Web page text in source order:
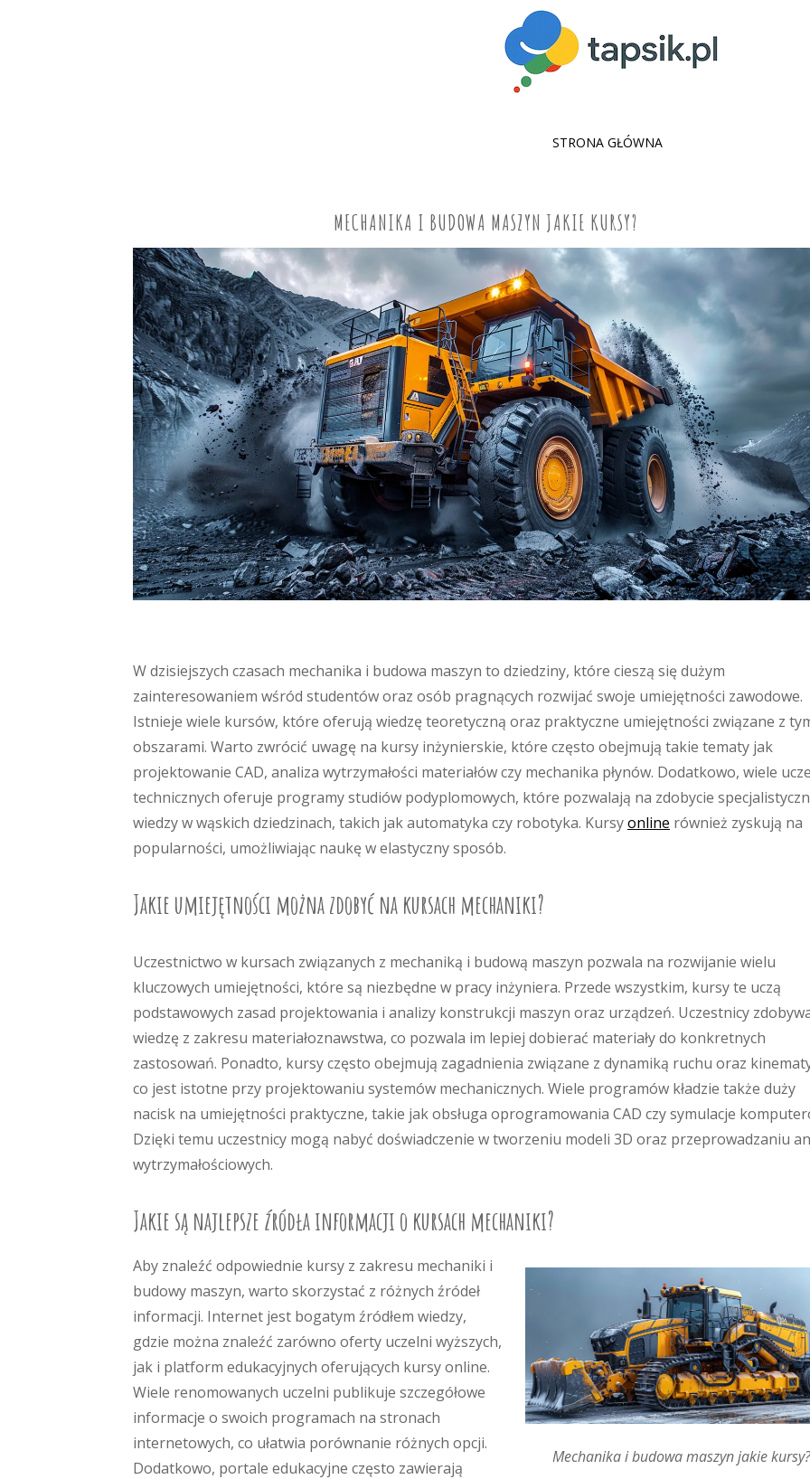
SKIP
STRONA GŁÓWNA
MECHANIKA I BUDOWA MASZYN JAKIE KURSY?
W dzisiejszych czasach mechanika i budowa maszyn to dziedziny, które cieszą się dużym
zainteresowaniem wśród studentów oraz osób pragnących rozwijać swoje umiejętności zawodowe.
Istnieje wiele kursów, które oferują wiedzę teoretyczną oraz praktyczne umiejętności związane z
obszarami. Warto zwrócić uwagę na kursy inżynierskie, które często obejmują takie tematy jak
projektowanie CAD, analiza wytrzymałości materiałów czy mechanika płynów. Dodatkowo, wiele
technicznych oferuje programy studiów podyplomowych, które pozwalają na zdobycie
wiedzy w wąskich dziedzinach, takich jak automatyka czy robotyka. Kursyonline również zyskują na
popularności, umożliwiając naukę w elastyczny sposób.
Jakie umiejętności można zdobyć na kursach mechaniki?
Uczestnictwo w kursach związanych z mechaniką i budową maszyn pozwala na rozwijanie wielu
kluczowych umiejętności, które są niezbędne w pracy inżyniera. Przede wszystkim, kursy te uczą
podstawowych zasad projektowania i analizy konstrukcji maszyn oraz urządzeń. Uczestnicy
wiedzę z zakresu materiałoznawstwa, co pozwala im lepiej dobierać materiały do konkretnych
zastosowań. Ponadto, kursy często obejmują zagadnienia związane z dynamiką ruchu oraz
co jest istotne przy projektowaniu systemów mechanicznych. Wiele programów kładzie także duży
nacisk na umiejętności praktyczne, takie jak obsługa oprogramowania CAD czy symulacje
Dzięki temu uczestnicy mogą nabyć doświadczenie w tworzeniu modeli 3D oraz przeprowadzaniu
wytrzymałościowych.
Jakie są najlepsze źródła informacji o kursach mechaniki?
Mechanika i budowa maszyn jakie kursy?
Aby znaleźć odpowiednie kursy z zakresu mechaniki i
budowy maszyn, warto skorzystać z różnych źródeł
informacji. Internet jest bogatym źródłem wiedzy,
gdzie można znaleźć zarówno oferty uczelni wyższych,
jak i platform edukacyjnych oferujących kursy online.
Wiele renomowanych uczelni publikuje szczegółowe
informacje o swoich programach na stronach
internetowych, co ułatwia porównanie różnych opcji.
Dodatkowo, portale edukacyjne często zawierają